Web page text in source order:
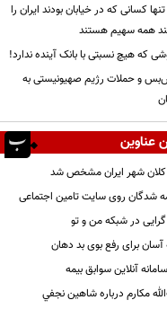
کسانی که در خیابان بودند ایران را
همه سهیم هستند
که هیچ نسبتی با بانک آینده ندارد!
و حملات رژیم صهیونیستی به
عناوین
شهر ایران مشخص شد
شدگان روی سایت تامین اجتماعی
در شبکه من و تو
آنلاين سوابق بیمه
مكارم درباره شاهين نجفي